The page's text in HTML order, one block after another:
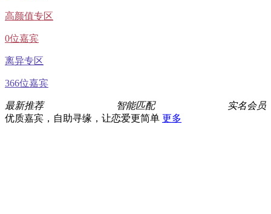
高颜值专区
0位嘉宾
离异专区
366位嘉宾
最新推荐 智能匹配
实名会员
优质嘉宾，自助寻缘，让恋爱更简单 更多